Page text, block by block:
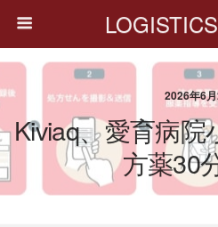
2026年6
Kiviaq、愛育病
方薬30